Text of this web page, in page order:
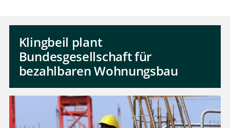
Klingbeil plant
Bundesgesellschaft für
bezahlbaren Wohnungsbau